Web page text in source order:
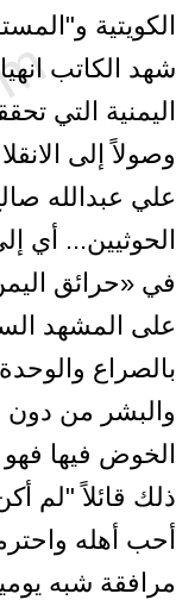
الكويتية
شهد الكاتب
وصولاً إلى
الحوثيين... أي
في «حرائق
على المشهد
بالصراع
والبشر من دون
الخوض فيها
ذلك قائلاً "لم
أحب أهله
مرافقة شبه